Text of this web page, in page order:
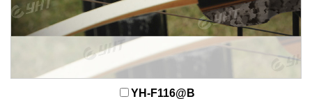
YH-F116@B